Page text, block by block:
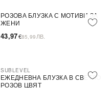
ПОСЛЕДНА БРОЙКА
РОЗОВА БЛУЗКА С МОТИВИ ЗА
ЖЕНИ
43,97€85,99 ЛВ.
SUBLEVEL
ЕЖЕДНЕВНА БЛУЗКА В СВЕТЛО
РОЗОВ ЦВЯТ